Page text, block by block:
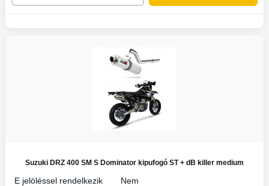
Suzuki DRZ 400 SM S Dominator kipufogó ST + dB killer medium
E jelöléssel rendelkezik Nem